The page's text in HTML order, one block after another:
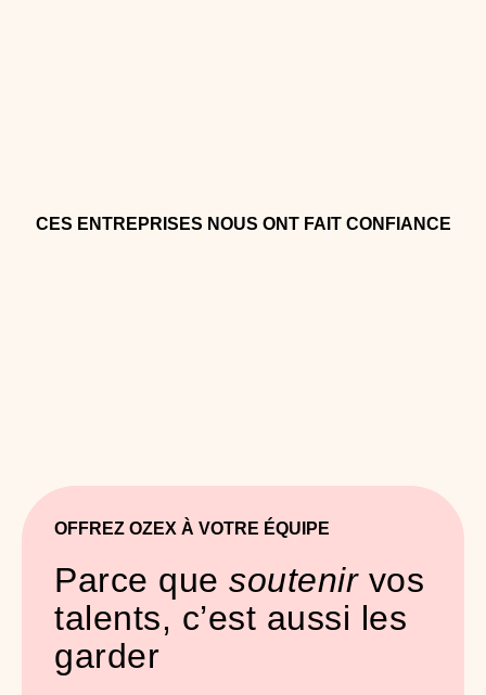
CES ENTREPRISES NOUS ONT FAIT CONFIANCE
OFFREZ OZEX À VOTRE ÉQUIPE
Parce que soutenirvos
talents, c’est aussi les
garder